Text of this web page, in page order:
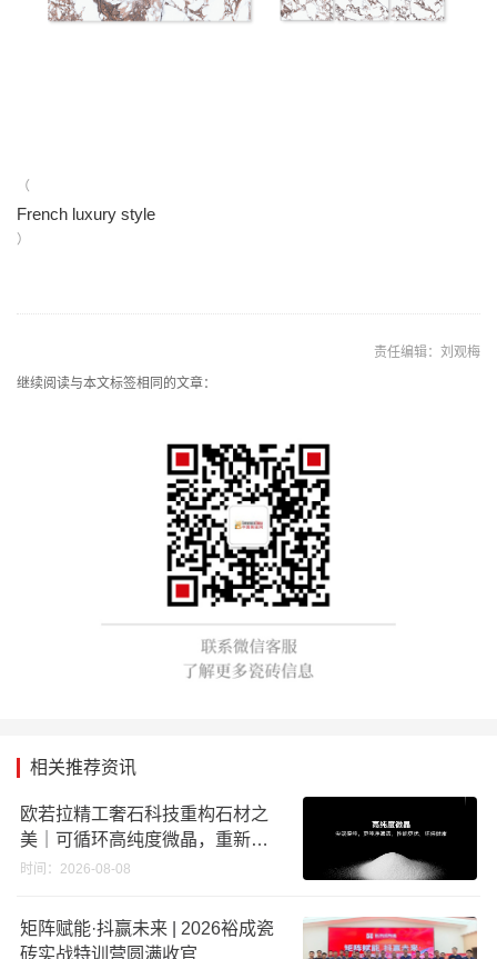
（
French luxury style
）
责任编辑：刘观梅
继续阅读与本文标签相同的文章：
相关推荐资讯
欧若拉精工奢石科技重构石材之
美｜可循环高纯度微晶，重新定
义高端奢石原料
时间：2026-08-08
矩阵赋能·抖赢未来 | 2026裕成瓷
砖实战特训营圆满收官